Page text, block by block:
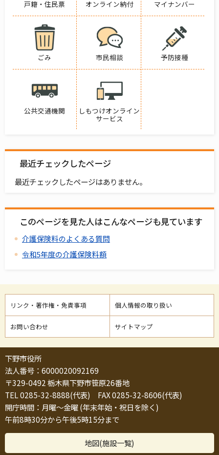
戸籍・住民票 オンライン納付 マイナンバー
ごみ 市民相談 予防接種
公共交通機関
しもつけオンライン
サービス
最近チェックしたページ
最近チェックしたページはありません。
このページを見た人はこんなページも見ています
介護保険料のよくある質問
令和5年度の介護保険料額
リンク・著作権・免責事項 個人情報の取り扱い
お問い合わせ サイトマップ
下野市役所
法人番号：6000020092169
〒329-0492 栃木県下野市笹原26番地
TEL 0285-32-8888(代表) FAX 0285-32-8606(代表)
開庁時間：月曜～金曜 (年末年始・祝日を除く)
午前8時30分から午後5時15分まで
地図(施設一覧)